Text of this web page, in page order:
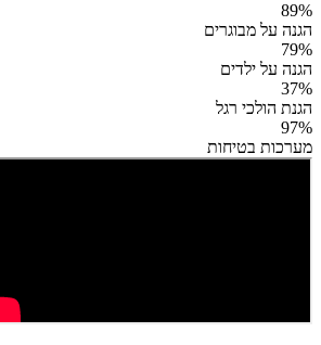
89%
הגנה על מבוגרים
79%
הגנה על ילדים
37%
הגנת הולכי רגל
97%
מערכות בטיחות